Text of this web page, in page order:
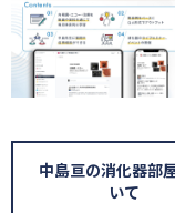
中島亘の消化器部
いて